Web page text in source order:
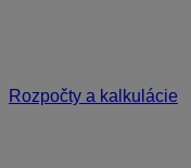
Rozpočty a kalkulácie